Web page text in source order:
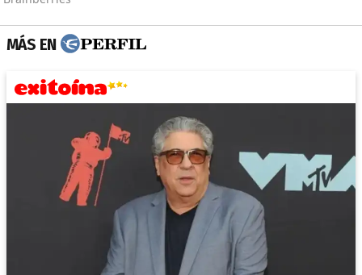
MÁS EN